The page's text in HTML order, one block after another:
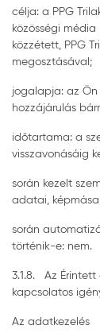
célja: a PPG
közösségi
közzétett, PPG
megosztásával;
jogalapja: az Ön
hozzájárulás
időtartama: a
visszavonásáig
során kezelt
adatai,
során
történik-e: nem.
3.1.8. Az
kapcsolatos
Az adatkezelés